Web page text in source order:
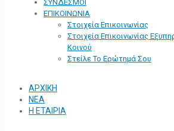
ΣΥΝΔΕΣΜΟΙ
ΕΠΙΚΟΙΝΩΝΙΑ
Στοιχεία Επικοινωνίας
Στοιχεία Επικοινωνίας
Κοινού
Στείλε Το Ερώτημά Σου
ΑΡΧΙΚΗ
ΝΕΑ
Η ΕΤΑΙΡΙΑ